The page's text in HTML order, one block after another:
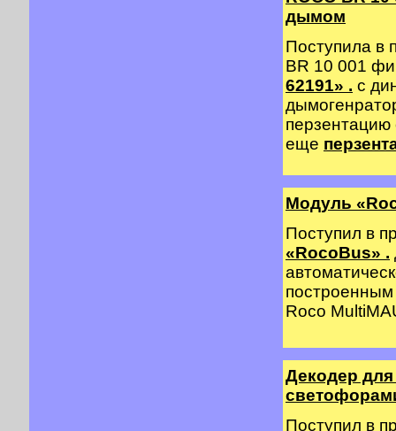
дымом
Поступила в
BR 10 001
62191» . с
еще
Модуль
Поступил в
«RocoBus» .
Roco
Декодер
Поступил в